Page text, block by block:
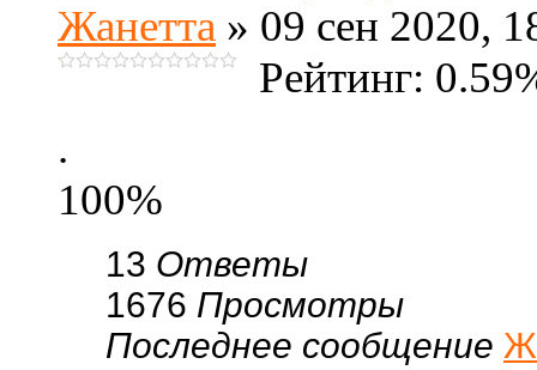
Жанетта » 09 сен 2020,
Рейтинг:
.
100%
13 Ответы
1676 Просмотры
Последнее сообщение